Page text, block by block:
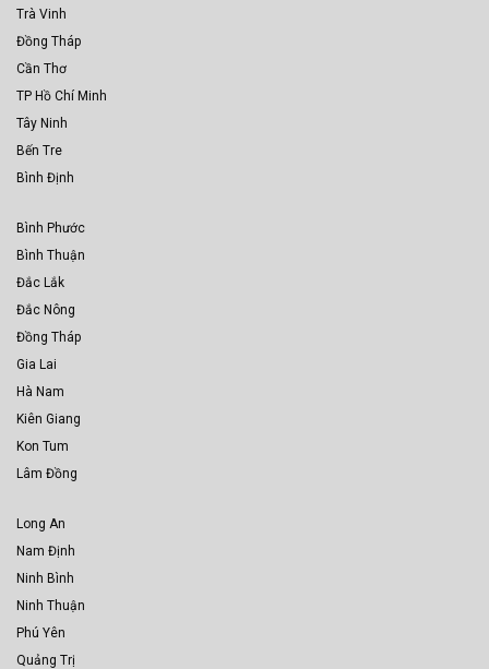
Trà Vinh
Đồng Tháp
Cần Thơ
TP Hồ Chí Minh
Tây Ninh
Bến Tre
Bình Định
Bình Phước
Bình Thuận
Đắc Lắk
Đắc Nông
Đồng Tháp
Gia Lai
Hà Nam
Kiên Giang
Kon Tum
Lâm Đồng
Long An
Nam Định
Ninh Bình
Ninh Thuận
Phú Yên
Quảng Trị